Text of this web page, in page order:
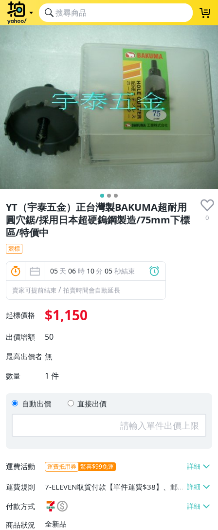
YT（宇泰五金）正台灣製BAKUMA超耐用
圓穴鋸/採用日本超硬鎢鋼製造/75mm下標
區/特價中
0
競標
05 天 06 時 10分 04 秒結束
賣家可提前結束 / 拍賣時間會自動延長
起標價格 $1,150
出價增額 50
最高出價者 無
數量 1 件
自動出價 直接出價
運費活動 運費抵用券 驚喜$99免運
運費規則
7-ELEVEN取貨付款【單件運費$38】、郵局
掛號【單件運費$65】、面交/自取/不寄送
【免運費】
付款方式
商品狀況
全新品